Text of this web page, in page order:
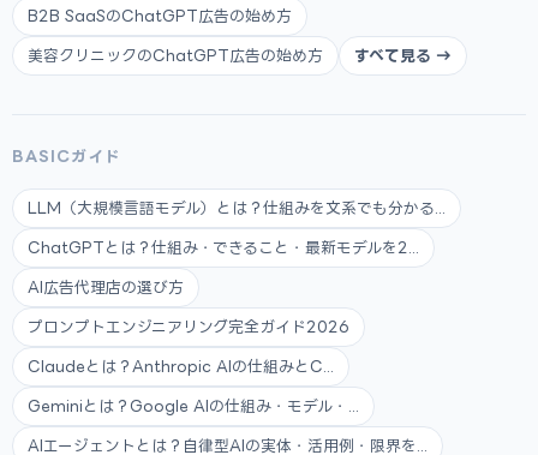
B2B SaaSのChatGPT広告の始め方
美容クリニックのChatGPT広告の始め方 すべて見る →
BASICガイド
LLM（大規模言語モデル）とは？仕組みを文系でも分かる...
ChatGPTとは？仕組み・できること・最新モデルを2...
AI広告代理店の選び方
プロンプトエンジニアリング完全ガイド2026
Claudeとは？Anthropic AIの仕組みとC...
Geminiとは？Google AIの仕組み・モデル・...
AIエージェントとは？自律型AIの実体・活用例・限界を...